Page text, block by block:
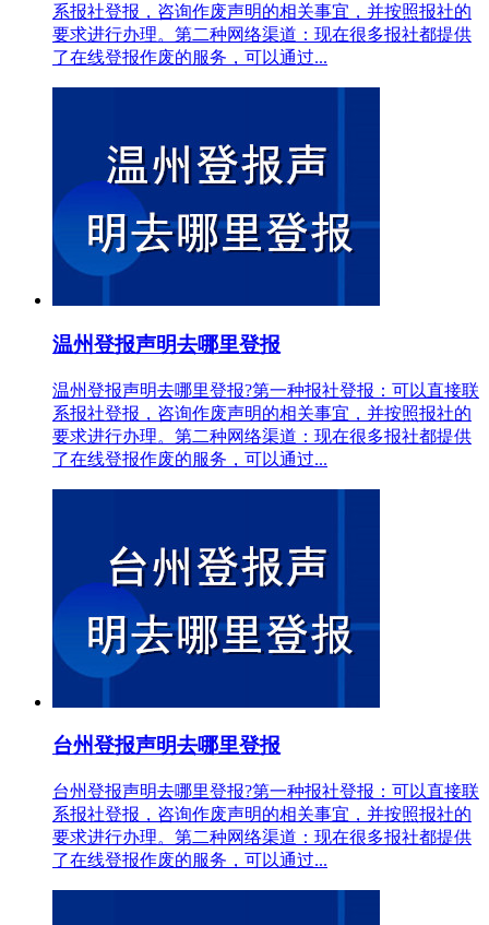
系报社登报，咨询作废声明的相关事宜，并按照报社的
要求进行办理。第二种网络渠道：现在很多报社都提供
了在线登报作废的服务，可以通过...
温州登报声明去哪里登报
温州登报声明去哪里登报?第一种报社登报：可以直接联
系报社登报，咨询作废声明的相关事宜，并按照报社的
要求进行办理。第二种网络渠道：现在很多报社都提供
了在线登报作废的服务，可以通过...
台州登报声明去哪里登报
台州登报声明去哪里登报?第一种报社登报：可以直接联
系报社登报，咨询作废声明的相关事宜，并按照报社的
要求进行办理。第二种网络渠道：现在很多报社都提供
了在线登报作废的服务，可以通过...